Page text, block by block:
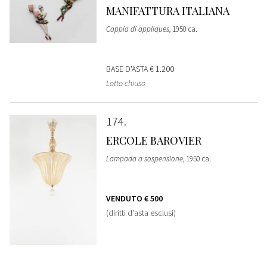
MANIFATTURA ITALIANA
Coppia di appliques, 1950 ca.
BASE D'ASTA€ 1.200
Lotto chiuso
174
ERCOLE BAROVIER
Lampada a sospensione, 1950 ca.
VENDUTO € 500
(diritti d'asta esclusi)